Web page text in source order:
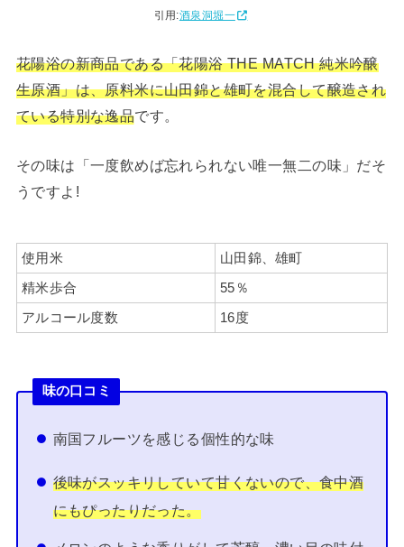
引用:酒泉洞堀一
花陽浴の新商品である「花陽浴 THE MATCH 純米吟醸
生原酒」は、原料米に山田錦と雄町を混合して醸造され
ている特別な逸品です。
その味は「一度飲めば忘れられない唯一無二の味」だそ
うですよ!
使用米 山田錦、雄町
精米歩合 55％
アルコール度数 16度
味の口コミ
南国フルーツを感じる個性的な味
後味がスッキリしていて甘くないので、食中酒
にもぴったりだった。